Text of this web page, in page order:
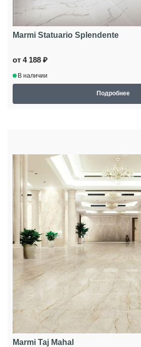
Marmi Statuario Splendente
от 4 188 ₽
В наличии
Подробнее
Marmi Taj Mahal